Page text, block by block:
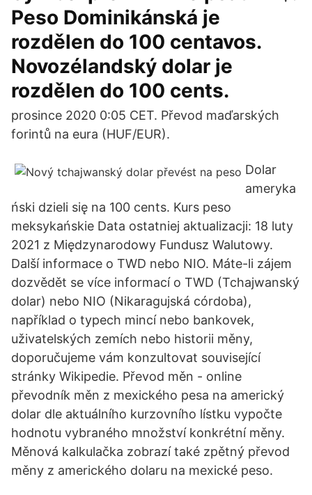
Peso Dominikánská je
rozdělen do 100 centavos.
Novozélandský dolar je
rozdělen do 100 cents.
prosince 2020 0:05 CET. Převod maďarských
forintů na eura (HUF/EUR).
Dolar
ameryka
ński dzieli się na 100 cents. Kurs peso
meksykańskie Data ostatniej aktualizacji: 18 luty
2021 z Międzynarodowy Fundusz Walutowy.
Další informace o TWD nebo NIO. Máte-li zájem
dozvědět se více informací o TWD (Tchajwanský
dolar) nebo NIO (Nikaragujská córdoba),
například o typech mincí nebo bankovek,
uživatelských zemích nebo historii měny,
doporučujeme vám konzultovat související
stránky Wikipedie. Převod měn - online
převodník měn z mexického pesa na americký
dolar dle aktuálního kurzovního lístku vypočte
hodnotu vybraného množství konkrétní měny.
Měnová kalkulačka zobrazí také zpětný převod
měny z amerického dolaru na mexické peso.